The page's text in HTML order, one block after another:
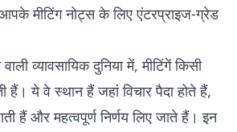
मीटिंग नोट्स के लिए एंटरप्राइज-ग्रेड
व्यावसायिक दुनिया में, मीटिंगें किसी
ये वे स्थान हैं जहां विचार पैदा होते हैं,
हैं और महत्वपूर्ण निर्णय लिए जाते हैं। इन